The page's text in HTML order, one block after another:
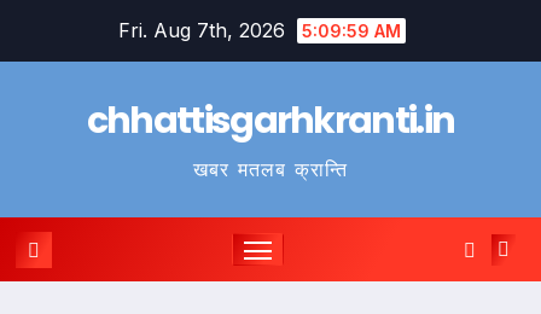
Fri. Aug 7th, 2026 5:09:59 AM
chhattisgarhkranti.in
खबर मतलब क्रान्ति